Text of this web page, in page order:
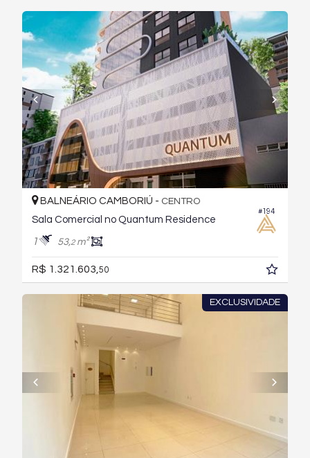
#194
BALNEÁRIO CAMBORIÚ - CENTRO
Sala Comercial no Quantum Residence
1 53,2m²
R$ 1.321.603, 50
EXCLUSIVIDADE